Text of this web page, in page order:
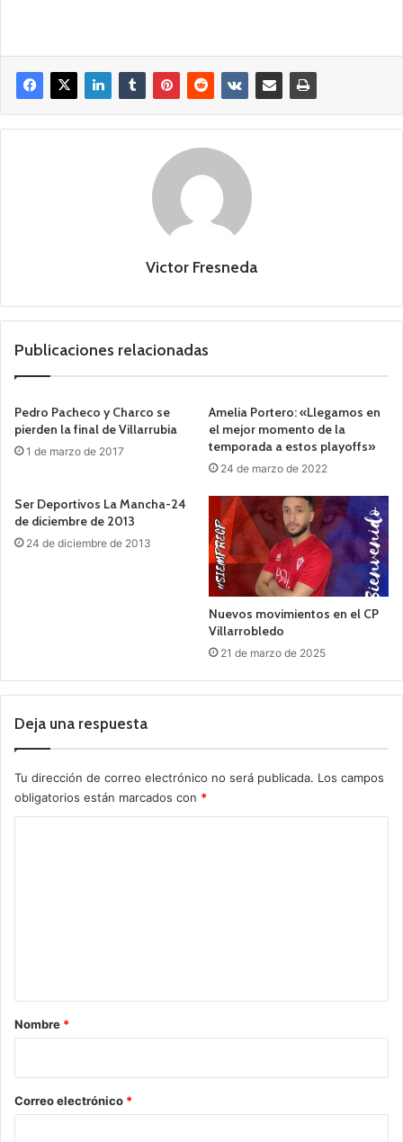
Victor Fresneda
Publicaciones relacionadas
Pedro Pacheco y Charco se
pierden la final de Villarrubia
1 de marzo de 2017
Amelia Portero: «Llegamos en
el mejor momento de la
temporada a estos playoffs»
24 de marzo de 2022
Ser Deportivos La Mancha-24
de diciembre de 2013
24 de diciembre de 2013
Nuevos movimientos en el CP
Villarrobledo
21 de marzo de 2025
Deja una respuesta
Tu dirección de correo electrónico no será publicada. Los campos
obligatorios están marcados con *
r
*
Nombre *
Correo electrónico *